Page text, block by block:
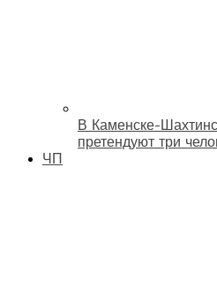
В Каменске-
претендуют три
ЧП